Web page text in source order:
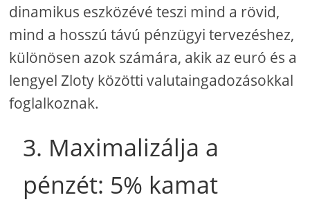
dinamikus eszközévé teszi mind a rövid,
mind a hosszú távú pénzügyi tervezéshez,
különösen azok számára, akik az euró és a
lengyel Zloty közötti valutaingadozásokkal
foglalkoznak.
3. Maximalizálja a
pénzét: 5% kamat